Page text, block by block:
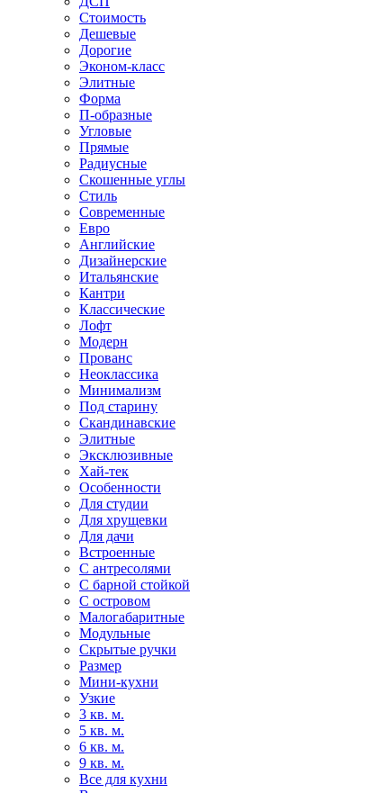
Стоимость
Дешевые
Дорогие
Эконом-класс
Элитные
Форма
П-образные
Угловые
Прямые
Радиусные
Скошенные углы
Стиль
Современные
Евро
Английские
Дизайнерские
Итальянские
Кантри
Классические
Лофт
Модерн
Прованс
Неоклассика
Минимализм
Под старину
Скандинавские
Элитные
Эксклюзивные
Хай-тек
Особенности
Для студии
Для хрущевки
Для дачи
Встроенные
С антресолями
С барной стойкой
С островом
Малогабаритные
Модульные
Скрытые ручки
Размер
Мини-кухни
Узкие
3 кв. м.
5 кв. м.
6 кв. м.
9 кв. м.
Все для кухни